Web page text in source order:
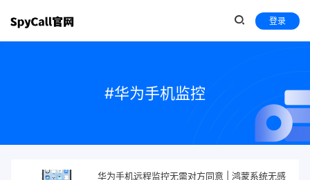
登录
#华为手机监控
华为手机远程监控无需对方同意 | 鸿蒙系统无感